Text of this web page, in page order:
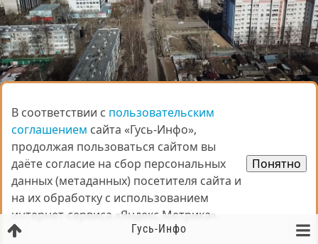
«Гусь-Инфо», информационное интернет-агентство
Все виды рекламных услуг в Гусь-Хрустальном.
Телефон: 8(920)937–73–37
Все организации
СТАТЬИ Предложить
Гусь-Инфо
В соответствии с пользовательским
соглашением сайта «Гусь-Инфо»,
продолжая пользоваться сайтом вы
даёте согласие на сбор персональных
данных (метаданных) посетителя сайта и
на их обработку с использованием
интернет-сервиса «Яндекс.Метрика».
Понятно
В соответствии с пользовательским
соглашением сайта «Гусь-Инфо»,
продолжая пользоваться сайтом вы
даёте согласие на сбор персональных
данных (метаданных) посетителя сайта и
на их обработку с использованием
интернет-сервиса «Яндекс.Метрика».
Понятно